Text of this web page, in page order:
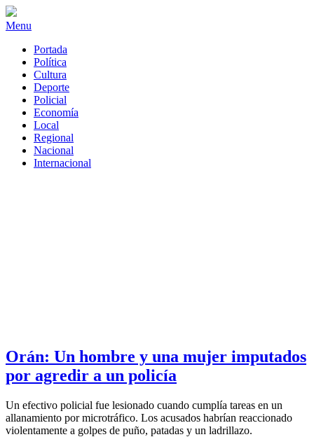
Menu
Portada
Política
Cultura
Deporte
Policial
Economía
Local
Regional
Nacional
Internacional
Orán: Un hombre y una mujer imputados
por agredir a un policía
Un efectivo policial fue lesionado cuando cumplía tareas en un
allanamiento por microtráfico. Los acusados habrían reaccionado
violentamente a golpes de puño, patadas y un ladrillazo.